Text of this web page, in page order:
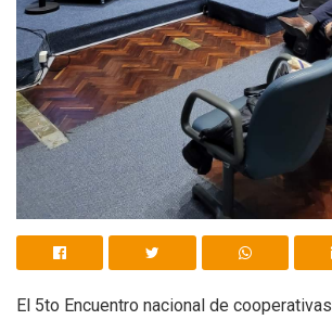
El 5to Encuentro nacional de